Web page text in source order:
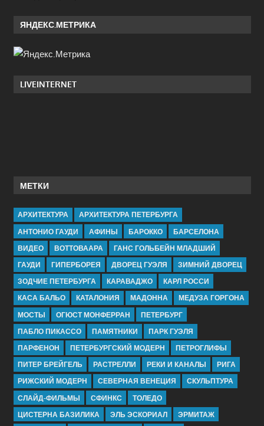
ЯНДЕКС.МЕТРИКА
LIVEINTERNET
МЕТКИ
АРХИТЕКТУРА
АРХИТЕКТУРА ПЕТЕРБУРГА
АНТОНИО ГАУДИ
АФИНЫ БАРОККО
БАРСЕЛОНА
ВИДЕО
ВОТТОВААРА
ГАНС ГОЛЬБЕЙН МЛАДШИЙ
ГАУДИ
ГИПЕРБОРЕЯ ДВОРЕЦ ГУЭЛЯ
ЗИМНИЙ ДВОРЕЦ
ЗОДЧИЕ ПЕТЕРБУРГА
КАРАВАДЖО
КАРЛ РОССИ
КАСА БАЛЬО
КАТАЛОНИЯ МАДОННА
МЕДУЗА ГОРГОНА
МОСТЫ
ОГЮСТ МОНФЕРРАН
ПЕТЕРБУРГ
ПАБЛО ПИКАССО
ПАМЯТНИКИ
ПАРК ГУЭЛЯ
ПАРФЕНОН
ПЕТЕРБУРГСКИЙ МОДЕРН
ПЕТРОГЛИФЫ
ПИТЕР БРЕЙГЕЛЬ
РАСТРЕЛЛИ РЕКИ И КАНАЛЫ
РИГА
РИЖСКИЙ МОДЕРН
СЕВЕРНАЯ ВЕНЕЦИЯ
СКУЛЬПТУРА
СЛАЙД-ФИЛЬМЫ
СФИНКС
ТОЛЕДО
ЦИСТЕРНА БАЗИЛИКА
ЭЛЬ ЭСКОРИАЛ ЭРМИТАЖ